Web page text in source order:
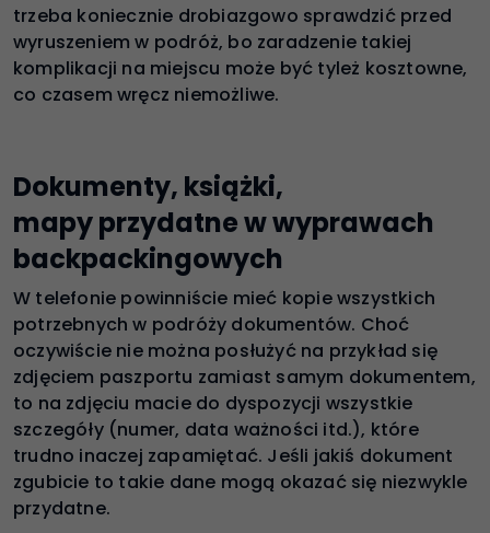
trzeba koniecznie drobiazgowo sprawdzić przed
wyruszeniem w podróż, bo zaradzenie takiej
komplikacji na miejscu może być tyleż kosztowne,
co czasem wręcz niemożliwe.
Dokumenty, książki,
mapy przydatne w wyprawach
backpackingowych
W telefonie powinniście mieć kopie wszystkich
potrzebnych w podróży dokumentów. Choć
oczywiście nie można posłużyć na przykład się
zdjęciem paszportu zamiast samym dokumentem,
to na zdjęciu macie do dyspozycji wszystkie
szczegóły (numer, data ważności itd.), które
trudno inaczej zapamiętać. Jeśli jakiś dokument
zgubicie to takie dane mogą okazać się niezwykle
przydatne.